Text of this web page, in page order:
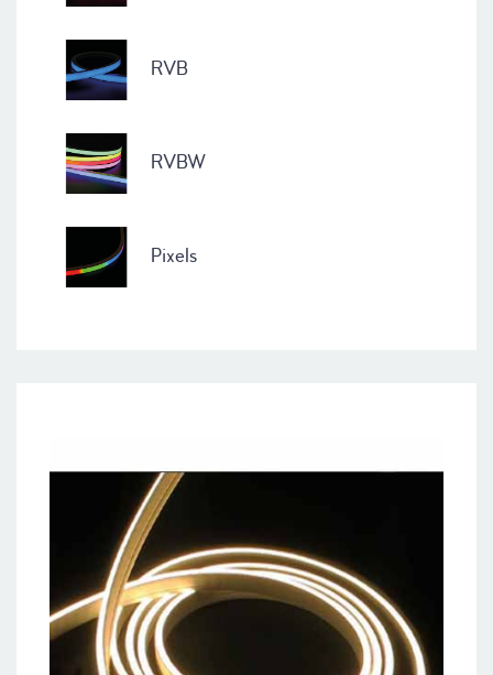
RVB
RVBW
Pixels